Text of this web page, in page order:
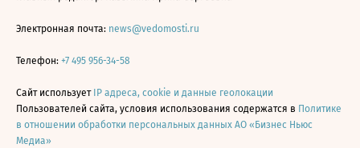
Электронная почта: news@vedomosti.ru
Телефон: +7 495 956-34-58
Сайт использует IP адреса, cookie и данные геолокации
Пользователей сайта, условия использования содержатся в Политике
в отношении обработки персональных данных АО «Бизнес Ньюс
Медиа»